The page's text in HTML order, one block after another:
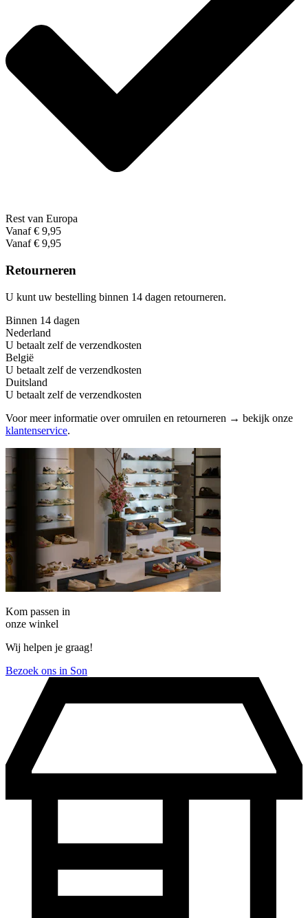
Rest van Europa
Vanaf € 9,95
Vanaf € 9,95
Retourneren
U kunt uw bestelling binnen 14 dagen retourneren.
Binnen 14 dagen
Nederland
U betaalt zelf de verzendkosten
België
U betaalt zelf de verzendkosten
Duitsland
U betaalt zelf de verzendkosten
Voor meer informatie over omruilen en retourneren → bekijk onze
klantenservice.
Kom passen in
onze winkel
Wij helpen je graag!
Bezoek ons in Son